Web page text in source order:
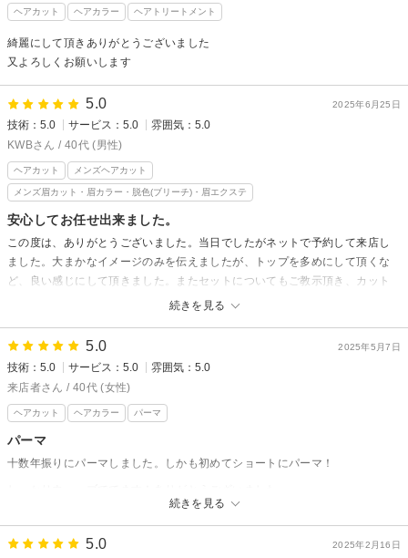
ヘアカット ヘアカラー ヘアトリートメント
綺麗にして頂きありがとうございました
又よろしくお願いします
2025年6月25日
5.0
技術：5.0 サービス：5.0
雰囲気：5.0
KWBさん / 40代 (男性)
ヘアカット メンズヘアカット
メンズ眉カット・眉カラー・脱色(ブリーチ)・眉エクステ
安心してお任せ出来ました。
続きを見る
この度は、ありがとうございました。当日でしたがネットで予約して来店し
ました。大まかなイメージのみを伝えましたが、トップを多めにして頂くな
ど、良い感じにして頂きました。またセットについてもご教示頂き、カット
後も助かっています。本当に安心してお任せ出来ました、ありがとうござい
2025年5月7日
5.0
技術：5.0 サービス：5.0
雰囲気：5.0
来店者さん / 40代 (女性)
ヘアカット ヘアカラー パーマ
パーマ
続きを見る
十数年振りにパーマしました。しかも初めてショートにパーマ！
2025年2月16日
5.0